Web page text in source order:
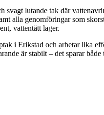
lutande tak där
alla genomföringar som
vattentätt lager.
i Erikstad och arbetar lika
är stabilt – det sparar